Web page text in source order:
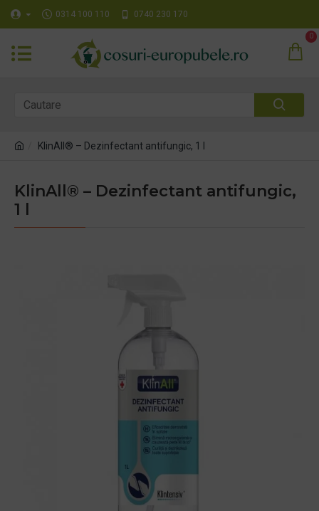
0314 100 110 0740 230 170
0
KlinAll® – Dezinfectant antifungic, 1 l
KlinAll® – Dezinfectant antifungic,
1 l